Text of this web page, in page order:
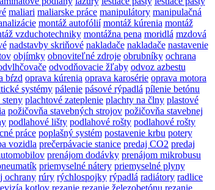
maliari maliarske práce manipulátory manipulačná
montáž autofólií montáž kúrenia montáž
vzduchotechniky montážna pena moridlá mzdová
nadstavby skriňové nakladače nakladače nastavenie
objímky obnoviteľné zdroje obrubníky ochrana
odvodňovacie žľaby odvoz azbestu
bŕzd oprava kúrenia oprava karosérie oprava motora
systémy pálenie pásové rýpadlá pílenie betónu
steny plachtové zateplenie plachty na člny plastové
požičovňa stavebných strojov požičovňa stavebnej
podlahové lišty podlahové rošty podlahové rošty
práce poplašný systém postavenie krbu potery
vozidla prečerpávacie stanice predaj CO2 predaj
prenájom dodávky prenájom mikrobusu
priemyselné nátery priemyselné plyny
ochrany rúry rýchlospojky rýpadlá radiátory radlice
kotlov rezanie rezanie železobetónu rezanie